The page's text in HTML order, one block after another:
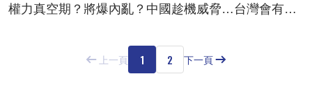
權力真空期？將爆內亂？中國趁機威脅…台灣會有危
上一頁 1 2 下一頁